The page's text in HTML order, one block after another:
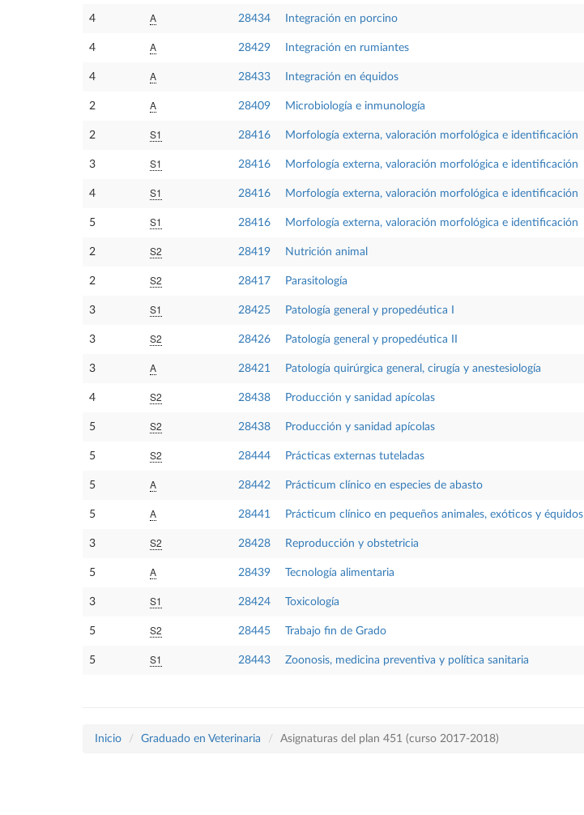
4 A 28434 Integración en porcino
4 A 28429 Integración en rumiantes
4 A 28433 Integración en équidos
2 A 28409 Microbiología e inmunología
2 S1 28416 Morfología externa, valoración morfológica e identificación
3 S1 28416 Morfología externa, valoración morfológica e identificación
4 S1 28416 Morfología externa, valoración morfológica e identificación
5 S1 28416 Morfología externa, valoración morfológica e identificación
2 S2 28419 Nutrición animal
2 S2 28417 Parasitología
3 S1 28425 Patología general y propedéutica I
3 S2 28426 Patología general y propedéutica II
3 A 28421 Patología quirúrgica general, cirugía y anestesiología
4 S2 28438 Producción y sanidad apícolas
5 S2 28438 Producción y sanidad apícolas
5 S2 28444 Prácticas externas tuteladas
5 A 28442 Prácticum clínico en especies de abasto
5 A 28441 Prácticum clínico en pequeños animales, exóticos y équidos
3 S2 28428 Reproducción y obstetricia
5 A 28439 Tecnología alimentaria
3 S1 28424 Toxicología
5 S2 28445 Trabajo fin de Grado
5 S1 28443 Zoonosis, medicina preventiva y política sanitaria
Inicio Graduado en Veterinaria Asignaturas del plan 451 (curso 2017-2018)